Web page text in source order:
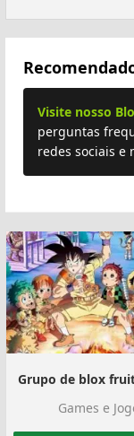
Visite nosso
perguntas
redes sociais e
Games e